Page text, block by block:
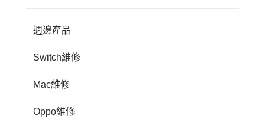
週邊產品
Switch維修
Mac維修
Oppo維修